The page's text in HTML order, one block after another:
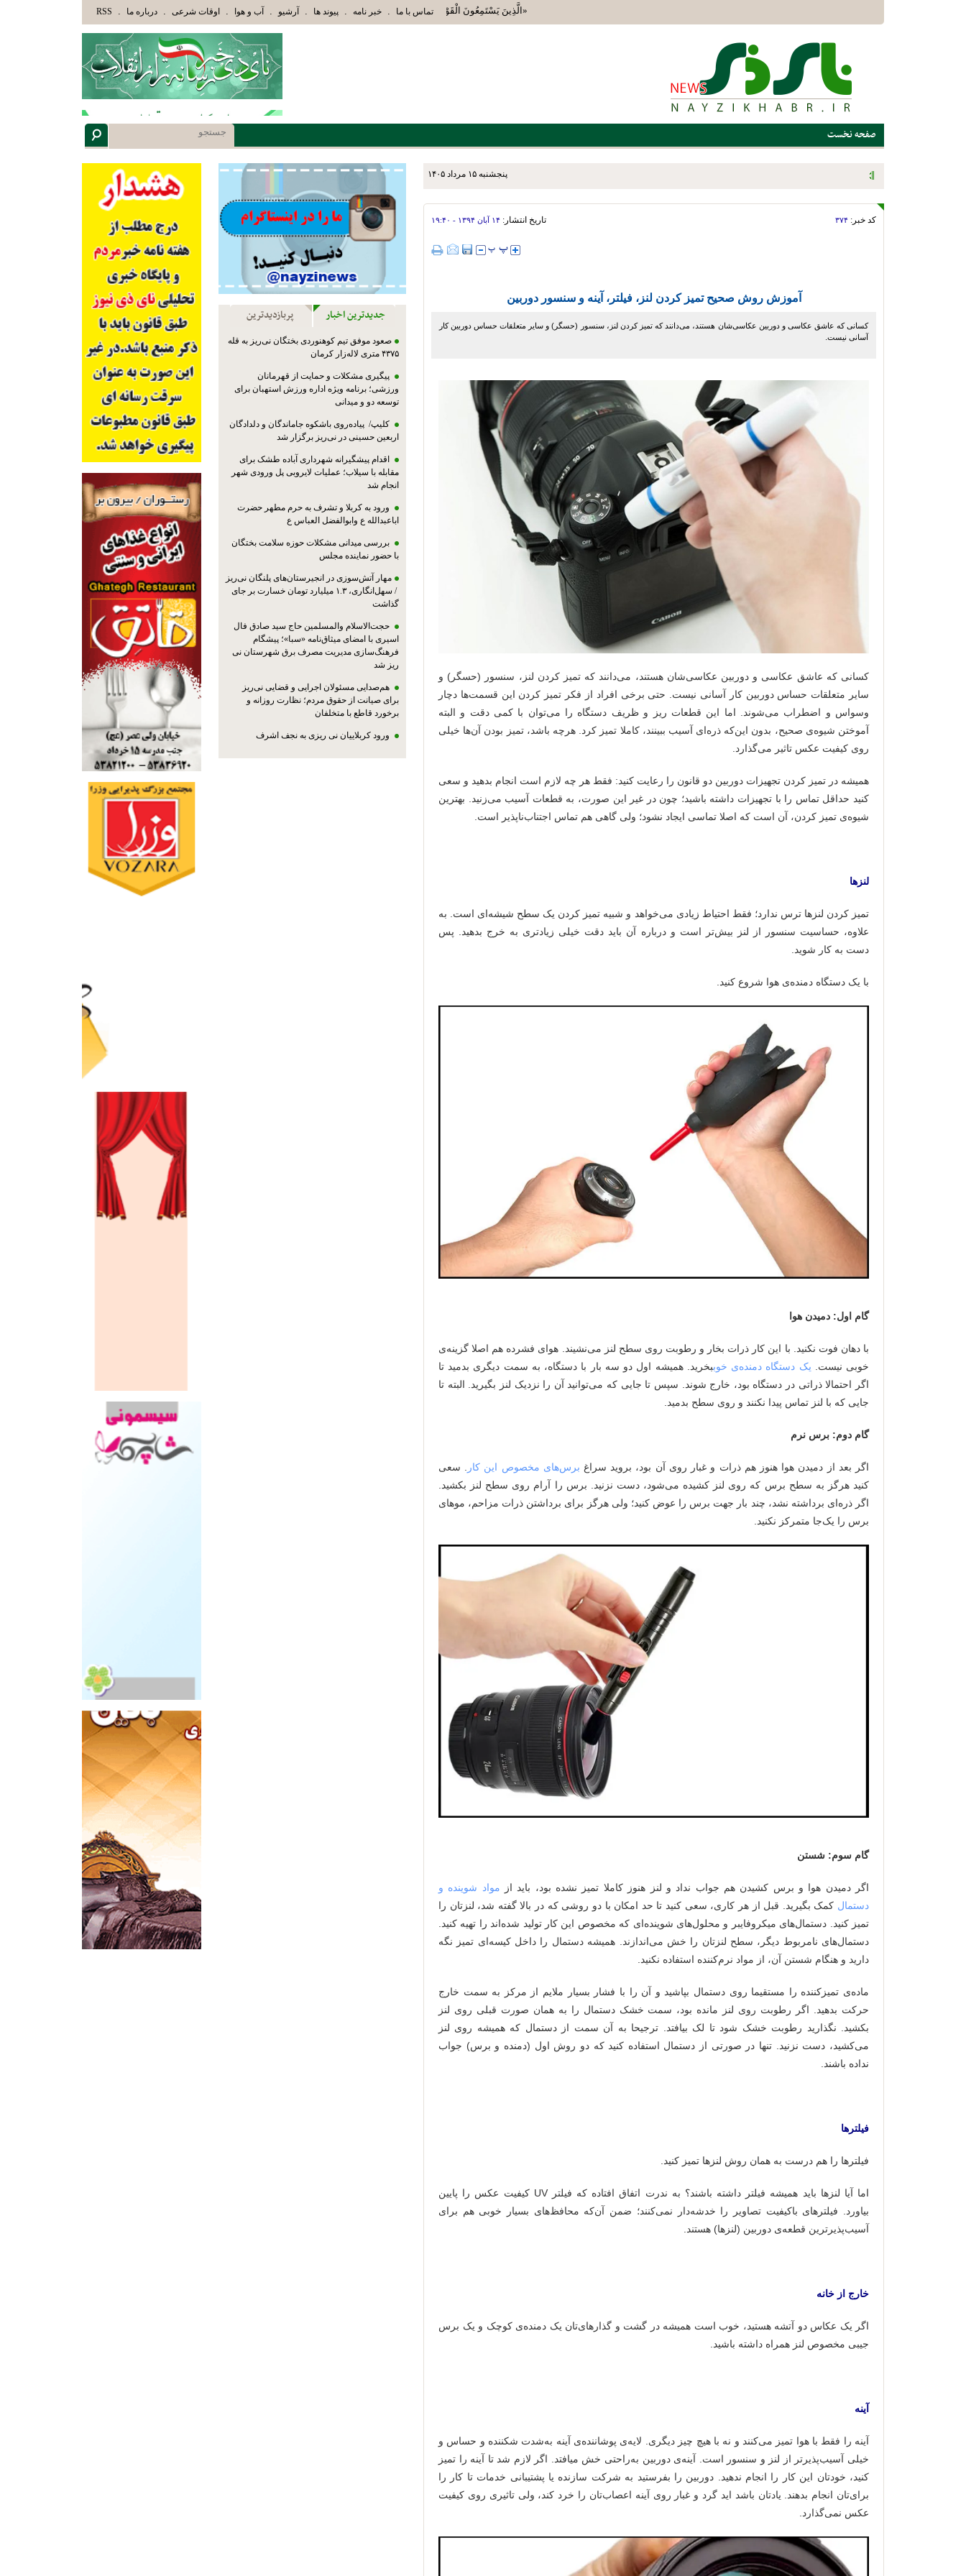
«الَّذِينَ يَسْتَمِعُونَ الْقَوْلَ فَيَتَّبِعُونَ أَحْسَنَهُ أُوْلَئِكَ الَّذِينَ هَدَاهُمُ اللَّهُ وَأُوْلَئِكَ هُمْ أُوْلُوا الْأَلْبَابِ» عاقلان هدایت یافته،حرفها را میشنوند و سپس بهترین
تماس با ما . خبر نامه . پیوند ها . آرشیو . آب و هوا . اوقات شرعی . درباره ما .
RSS
صفحه نخست
پنجشنبه ۱۵ مرداد ۱۴۰۵
کد خبر: ۳۷۴ تاریخ انتشار: ۱۴ آبان ۱۳۹۴ - ۱۹:۴۰
آموزش روش صحیح تمیز کردن لنز، فیلتر، آینه و سنسور دوربین
کسانی که عاشق عکاسی و دوربین عکاسی‌شان هستند، می‌دانند که تمیز کردن لنز، سنسور (حسگر) و سایر متعلقات‌ حساس‌ دوربین کار
آسانی نیست.
کسانی که عاشق عکاسی و دوربین عکاسی‌شان هستند، می‌دانند که تمیز کردن لنز، سنسور (حسگر) و
سایر متعلقات‌ حساس‌ دوربین کار آسانی نیست. حتی برخی افراد از فکر تمیز کردن این‌ قسمت‌ها دچار
وسواس و اضطراب می‌شوند. اما این قطعات ریز و ظریف دستگاه را می‌توان با کمی دقت و البته
آموختن شیوه‌ی صحیح، بدون این‌که ذره‌ای آسیب ببینند، کاملا تمیز کرد. هرچه باشد، تمیز بودن آن‌ها خیلی
روی کیفیت عکس تاثیر می‌گذارد.
همیشه در تمیز کردن تجهیزات دوربین دو قانون را رعایت کنید: فقط هر چه لازم است انجام بدهید و سعی
کنید حداقل تماس را با تجهیزات داشته باشید؛ چون در غیر این صورت، به قطعات آسیب می‌زنید. بهترین
شیوه‌ی تمیز کردن، آن است که اصلا تماسی ایجاد نشود؛ ولی گاهی هم تماس اجتناب‌ناپذیر است.
لنزها
تمیز کردن لنزها ترس ندارد؛ فقط احتیاط زیادی می‌خواهد و شبیه تمیز کردن یک سطح شیشه‌ای است. به
علاوه، حساسیت سنسور از لنز بیش‌تر است و درباره‌ آن باید دقت خیلی زیادتری به خرج بدهید. پس
دست به کار شوید.
با یک دستگاه دمنده‌ی هوا شروع کنید.
گام اول: دمیدن هوا
با دهان فوت نکنید. با این کار ذرات بخار و رطوبت روی سطح لنز می‌نشیند. هوای فشرده هم اصلا گزینه‌ی
خوبی نیست. یک دستگاه دمنده‌ی خوببخرید. همیشه اول دو سه بار با دستگاه، به سمت دیگری بدمید تا
اگر احتمالا ذراتی در دستگاه بود، خارج شوند. سپس تا جایی که می‌توانید آن را نزدیک لنز بگیرید. البته تا
جایی که با لنز تماس پیدا نکنند و روی سطح بدمید.
گام دوم: برس نرم
اگر بعد از دمیدن هوا هنوز هم ذرات و غبار روی آن بود، بروید سراغ برس‌های مخصوص این کار
. سعی
کنید هرگز به سطح برس که روی لنز کشیده می‌شود، دست نزنید. برس را آرام روی سطح لنز بکشید.
اگر ذره‌ای برداشته نشد، چند بار جهت برس را عوض کنید؛ ولی هرگز برای برداشتن ذرات مزاحم، موهای
برس را یک‌جا متمرکز نکنید.
گام سوم: شستن
اگر دمیدن هوا و برس کشیدن هم جواب نداد و لنز هنوز کاملا تمیز نشده بود، باید از مواد شوینده و
دستمال کمک بگیرید. قبل از هر کاری، سعی کنید تا حد امکان با دو روشی که در بالا گفته شد، لنزتان را
تمیز کنید. دستمال‌های میکروفایبر و محلول‌های شوینده‌ای که مخصوص این کار تولید شده‌اند را تهیه کنید.
دستمال‌های نامربوط دیگر، سطح لنزتان را خش می‌اندازند. همیشه دستمال را داخل کیسه‌ای تمیز نگه
دارید و هنگام شستن آن، از مواد نرم‌کننده استفاده نکنید.
ماده‌ی تمیزکننده را مستقیما روی دستمال بپاشید و آن را با فشار بسیار ملایم از مرکز به سمت خارج
حرکت بدهید. اگر رطوبت روی لنز مانده بود، سمت خشک دستمال را به همان صورت قبلی روی لنز
بکشید. نگذارید رطوبت خشک شود تا لک بیافتد. ترجیحا به آن سمت از دستمال که همیشه روی لنز
می‌کشید، دست نزنید. تنها در صورتی از دستمال استفاده کنید که دو روش اول (دمنده و برس) جواب
نداده باشند.
فیلترها
فیلترها را هم درست به همان روش لنزها تمیز کنید.
اما آیا لنزها باید همیشه فیلتر داشته باشند؟ به ندرت اتفاق افتاده که فیلتر UV کیفیت عکس را پایین
بیاورد. فیلترهای باکیفیت تصاویر را خدشه‌دار نمی‌کنند؛ ضمن آن‌که محافظ‌های بسیار خوبی هم برای
آسیب‌پذیرترین قطعه‌ی دوربین (لنزها) هستند.
خارج از خانه
اگر یک عکاس دو آتشه هستید، خوب است همیشه در گشت و گذارهای‌تان یک دمنده‌ی کوچک و یک برس
جیبی مخصوص لنز همراه داشته باشید.
آینه
آینه را فقط با هوا تمیز می‌کنند و نه با هیچ چیز دیگری. لایه‌ی پوشاننده‌ی آینه به‌شدت شکننده و حساس و
خیلی آسیب‌پذیرتر از لنز و سنسور است. آینه‌ی دوربین به‌راحتی خش میافتد. اگر لازم شد تا آینه را تمیز
کنید، خودتان این کار را انجام ندهید. دوربین را بفرستید به شرکت سازنده یا پشتیبانی خدمات تا کار را
برای‌تان انجام بدهند. یادتان باشد اید گرد و غبار روی آینه اعصاب‌تان را خرد کند، ولی تاثیری روی کیفیت
عکس نمی‌گذارد.
جدیدترین اخبار پربازدیدترین
صعود موفق تیم کوهنوردی بختگان نی‌ریز به قله
۴۳۷۵ متری لاله‌زار کرمان
پیگیری مشکلات و حمایت از قهرمانان
ورزشی؛ برنامه ویژه اداره ورزش استهبان برای
توسعه دو و میدانی
کلیپ/ پیاده‌روی باشکوه جاماندگان و دلدادگان
اربعین حسینی در نی‌ریز برگزار شد
اقدام پیشگیرانه شهرداری آباده طشک برای
مقابله با سیلاب؛ عملیات لایروبی پل ورودی شهر
انجام شد
ورود به کربلا و تشرف به حرم مطهر حضرت
اباعبدالله ع وابوالفضل العباس ع
بررسی میدانی مشکلات حوزه سلامت بختگان
با حضور نماینده مجلس
مهار آتش‌سوزی در انجیرستان‌های پلنگان نی‌ریز
/ سهل‌انگاری، ۱.۳ میلیارد تومان خسارت بر جای
گذاشت
حجت‌الاسلام والمسلمین حاج سید صادق فال
اسیری با امضای میثاق‌نامه «سبا»؛ پیشگام
فرهنگ‌سازی مدیریت مصرف برق شهرستان نی
ریز شد
هم‌صدایی مسئولان اجرایی و قضایی نی‌ریز
برای صیانت از حقوق مردم؛ نظارت روزانه و
برخورد قاطع با متخلفان
ورود کربلاییان نی ریزی به نجف اشرف